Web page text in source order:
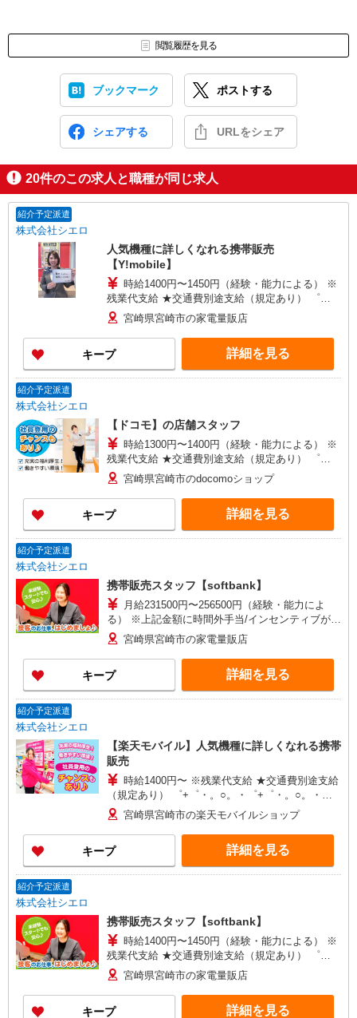
閲覧履歴を見る
ブックマーク ポストする
シェアする URLをシェア
20件のこの求人と職種が同じ求人
紹介予定派遣
株式会社シエロ
人気機種に詳しくなれる携帯販売
【Y!mobile】
時給1400円〜1450円（経験・能力による） ※
残業代支給 ★交通費別途支給（規定あり） ゜
+゜・。○。・゜+゜・。○。・゜+゜ 入社祝い金10
万円支給(規定有) お友達を紹介頂くと, インセンテ
ィブ支給(規定有) ★月2回払い・週払い可能（規程
有）★ ゜・。○。・゜+゜・。○。・゜+゜
宮崎県宮崎市の家電量販店
キープ 詳細を見る
紹介予定派遣
株式会社シエロ
【ドコモ】の店舗スタッフ
時給1300円〜1400円（経験・能力による） ※
残業代支給 ★交通費別途支給（規定あり） ゜
+゜・。○。・゜+゜・。○。・゜+゜ 入社祝い金10
万円支給(規定有) お友達を紹介頂くと, インセンテ
ィブ支給(規定有) ★月2回払い・週払い可能（規程
有）★ ゜・。○。・゜+゜・。○。・゜+゜
宮崎県宮崎市のdocomoショップ
キープ 詳細を見る
紹介予定派遣
株式会社シエロ
携帯販売スタッフ【softbank】
月給231500円〜256500円（経験・能力によ
る） ※上記金額に時間外手当/インセンティブが加
算・賞与あり・時間外手当あり（平均残業時間：
10h/月）・地域手当/職能手当あり・Workstyle支
援金（4000円/月）あり・実績によりインセンティ
ブあり ★交通費別途支給（規定あり） ゜+゜・。
○。・゜+゜・。○。・゜+゜ 入社祝い金10万円支
宮崎県宮崎市の家電量販店
キープ 詳細を見る
紹介予定派遣
株式会社シエロ
【楽天モバイル】人気機種に詳しくなれる携帯
販売
時給1400円〜 ※残業代支給 ★交通費別途支給
（規定あり） ゜+゜・。○。・゜+゜・。○。・゜
+゜ 入社祝い金10万円支給(規定有) お友達を紹介
頂くと, インセンティブ支給(規定有) ★月2回払
い・週払い可能（規程有）★ ゜・。○。・゜
+゜・。○。・゜+゜
宮崎県宮崎市の楽天モバイルショップ
キープ 詳細を見る
紹介予定派遣
株式会社シエロ
携帯販売スタッフ【softbank】
時給1400円〜1450円（経験・能力による） ※
残業代支給 ★交通費別途支給（規定あり） ゜
+゜・。○。・゜+゜・。○。・゜+゜ 入社祝い金10
万円支給(規定有) お友達を紹介頂くと, インセンテ
ィブ支給(規定有) ★月2回払い・週払い可能（規程
有）★ ゜・。○。・゜+゜・。○。・゜+゜
宮崎県宮崎市の家電量販店
キープ 詳細を見る